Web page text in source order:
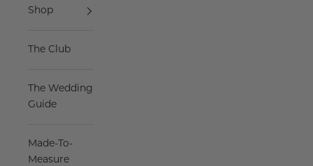
Shop
The Club
The Wedding
Guide
Made-To-
Measure